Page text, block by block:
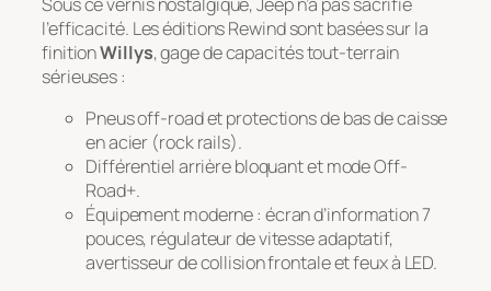
l’efficacité. Les éditions Rewind sont basées sur la
finitionWillys, gage de capacités tout-terrain
sérieuses :
Pneus off-road et protections de bas de caisse
en acier (rock rails).
Différentiel arrière bloquant et modeOff-
Road+.
Équipement moderne : écran d’information 7
pouces, régulateur de vitesse adaptatif,
avertisseur de collision frontale et feux à LED.